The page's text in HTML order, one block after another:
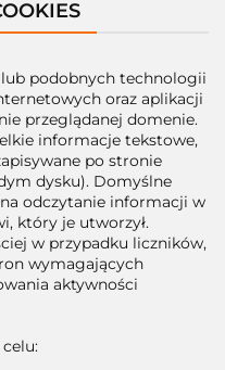
podobnych technologii
oraz aplikacji
przeglądanej domenie.
informacje tekstowe,
po stronie
dysku). Domyślne
odczytanie informacji w
który je utworzył.
w przypadku liczników,
wymagających
aktywności